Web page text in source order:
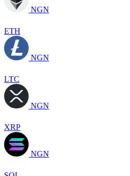
NGN
ETH
NGN
LTC
NGN
XRP
NGN